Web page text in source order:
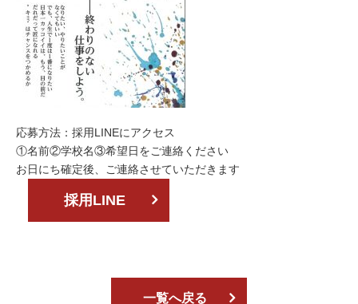
応募方法：採用LINEにアクセス
①名前②学校名③希望日をご連絡ください
お日にち確定後、ご連絡させていただきます
採用LINE
一覧へ戻る